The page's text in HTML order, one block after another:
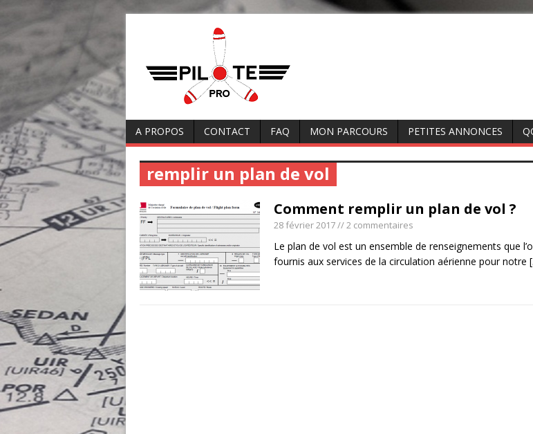
A PROPOS CONTACT FAQ MON PARCOURS PETITES ANNONCES
remplir un plan de vol
Comment remplir un plan de vol ?
28 février 2017// 2 commentaires
Le plan de vol est un ensemble de renseignements que
fournis aux services de la circulation aérienne pour notre